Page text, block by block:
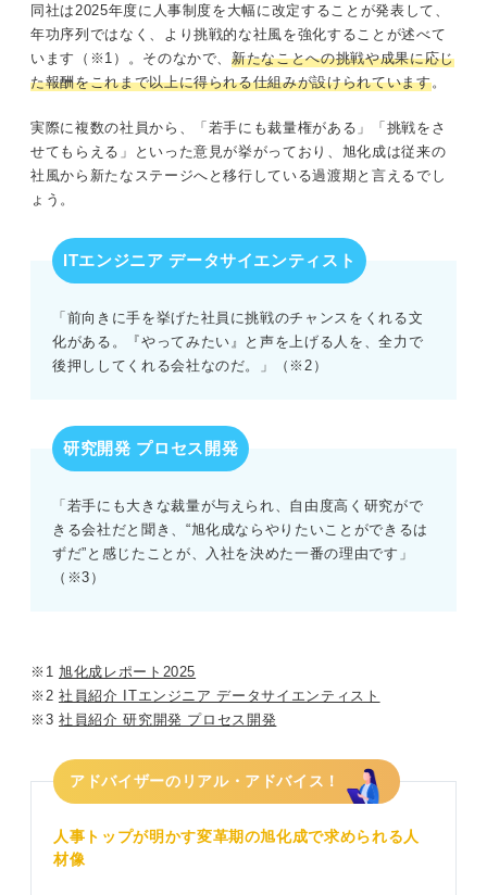
同社は2025年度に人事制度を大幅に改定することが発表して、
年功序列ではなく、より挑戦的な社風を強化することが述べて
います（※1）。そのなかで、新たなことへの挑戦や成果に応じ
た報酬をこれまで以上に得られる仕組みが設けられています。
実際に複数の社員から、「若手にも裁量権がある」「挑戦をさ
せてもらえる」といった意見が挙がっており、旭化成は従来の
社風から新たなステージへと移行している過渡期と言えるでし
ょう。
ITエンジニア データサイエンティスト
「前向きに手を挙げた社員に挑戦のチャンスをくれる文
化がある。『やってみたい』と声を上げる人を、全力で
後押ししてくれる会社なのだ。」（※2）
研究開発 プロセス開発
「若手にも大きな裁量が与えられ、自由度高く研究がで
きる会社だと聞き、“旭化成ならやりたいことができるは
ずだ”と感じたことが、入社を決めた一番の理由です」
（※3）
※1 旭化成レポート2025
※2 社員紹介 ITエンジニア データサイエンティスト
※3 社員紹介 研究開発 プロセス開発
アドバイザーのリアル・アドバイス！
人事トップが明かす変革期の旭化成で求められる人
材像